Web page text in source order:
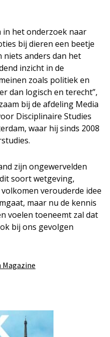
in het onderzoek naar
bij dieren een beetje
anders dan het
inzicht in de
zoals politiek en
dan logisch en terecht”,
bij de afdeling Media
Disciplinaire Studies
waar hij sinds 2008
zijn ongewervelden
soort wetgeving,
verouderde idee
maar nu de kennis
voelen toeneemt zal dat
bij ons gevolgen